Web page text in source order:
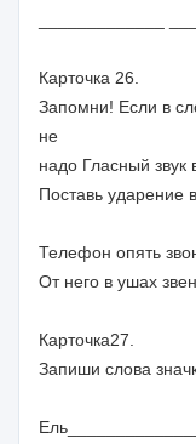
Карточка 26.
Запомни! Если в
не
надо Гласный звук
Поставь ударение
Телефон опять
От него в ушах
Карточка27.
Запиши слова